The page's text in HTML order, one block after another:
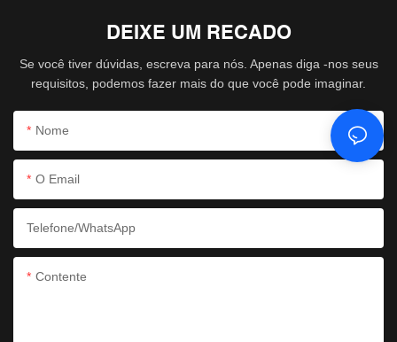
DEIXE UM RECADO
Se você tiver dúvidas, escreva para nós. Apenas diga -nos seus
requisitos, podemos fazer mais do que você pode imaginar.
Nome
O Email
Telefone/WhatsApp
Contente